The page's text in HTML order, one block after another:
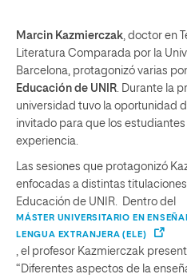
Marcin Kazmierczak, doctor en
Literatura Comparada por la
Barcelona, protagonizó varias
Educación de UNIR. Durante la
universidad tuvo la oportunidad
invitado para que los
experiencia.
Las sesiones que protagonizó
enfocadas a distintas
Educación de UNIR. Dentro del
MÁSTER UNIVERSITARIO EN
LENGUA EXTRANJERA (ELE)
, el profesor Kazmierczak
“Diferentes aspectos de la